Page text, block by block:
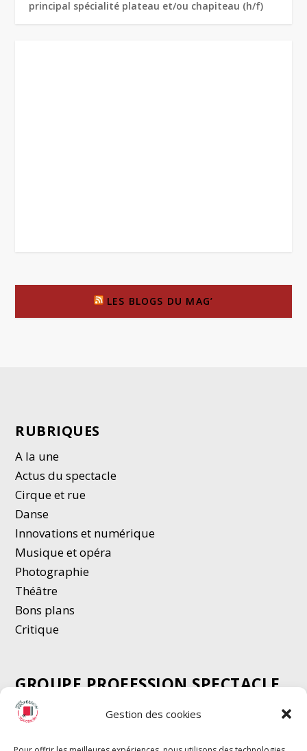
Gestion des cookies
principal spécialité plateau et/ou chapiteau (h/f)
LES BLOGS DU MAG’
RUBRIQUES
A la une
Actus du spectacle
Cirque et rue
Danse
Innovations et numérique
Musique et opéra
Photographie
Théâtre
Bons plans
Critique
GROUPE PROFESSION SPECTACLE
Chèque Intermittents